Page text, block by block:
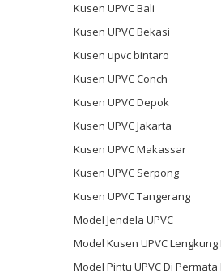
Kusen UPVC Bali
Kusen UPVC Bekasi
Kusen upvc bintaro
Kusen UPVC Conch
Kusen UPVC Depok
Kusen UPVC Jakarta
Kusen UPVC Makassar
Kusen UPVC Serpong
Kusen UPVC Tangerang
Model Jendela UPVC
Model Kusen UPVC Lengkung
Model Pintu UPVC Di Permata